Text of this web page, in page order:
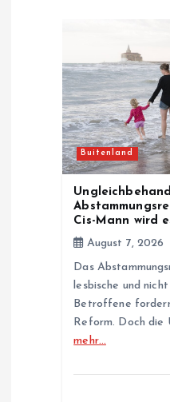
Buitenland
Cis-Mann wird
August 7, 2026
Das
lesbische und
Betroffene
Reform. Doch die
mehr…